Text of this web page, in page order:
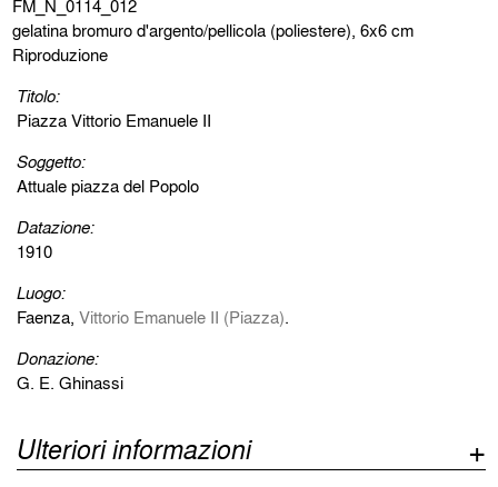
FM_N_0114_012
gelatina bromuro d'argento/pellicola (poliestere), 6x6 cm
Riproduzione
Titolo:
Piazza Vittorio Emanuele II
Soggetto:
Attuale piazza del Popolo
Datazione:
1910
Luogo:
Faenza,Vittorio Emanuele II (Piazza).
Donazione:
G. E. Ghinassi
Ulteriori informazioni